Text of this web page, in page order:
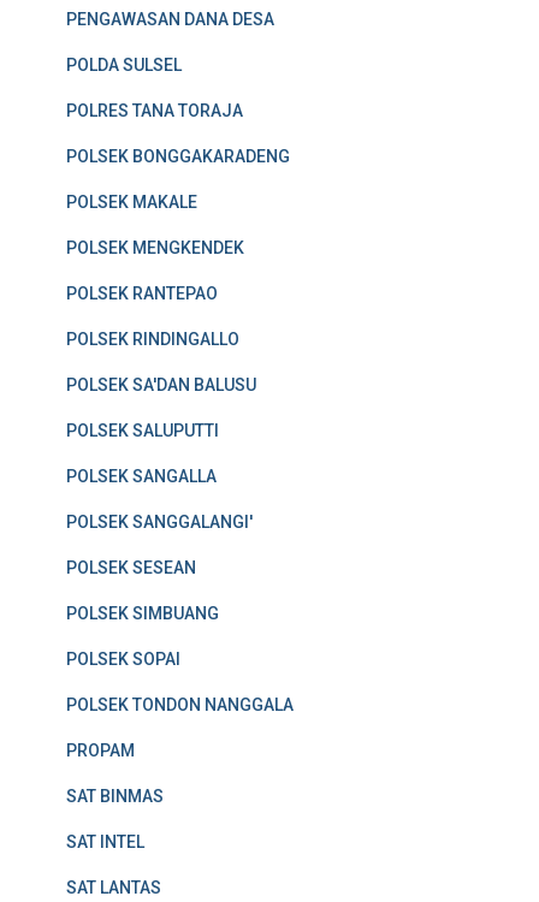
PENGAWASAN DANA DESA
POLDA SULSEL
POLRES TANA TORAJA
POLSEK BONGGAKARADENG
POLSEK MAKALE
POLSEK MENGKENDEK
POLSEK RANTEPAO
POLSEK RINDINGALLO
POLSEK SA'DAN BALUSU
POLSEK SALUPUTTI
POLSEK SANGALLA
POLSEK SANGGALANGI'
POLSEK SESEAN
POLSEK SIMBUANG
POLSEK SOPAI
POLSEK TONDON NANGGALA
PROPAM
SAT BINMAS
SAT INTEL
SAT LANTAS